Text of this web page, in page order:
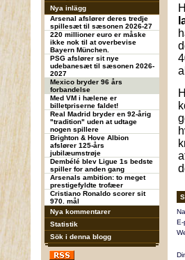
Nya inlägg
Arsenal afslører deres tredje
spillesæt til sæsonen 2026-27
220 millioner euro er måske
ikke nok til at overbevise
Bayern München.
PSG afslører sit nye
udebanesæt til sæsonen 2026-
2027
Mexico bryder 96 års
forbandelse
Med VM i hælene er
billetpriserne faldet!
Real Madrid bryder en 92-årig
"tradition" uden at udtage
nogen spillere
Brighton & Hove Albion
afslører 125-års
jubilæumstrøje
Dembélé blev Ligue 1s bedste
spiller for anden gang
Arsenals ambition: to meget
prestigefyldte trofæer
Cristiano Ronaldo scorer sit
970. mål
Nya kommentarer
Statistik
Sök i denna blogg
E-